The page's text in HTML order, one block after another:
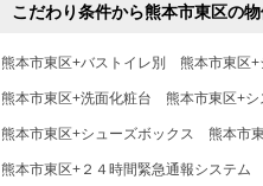
こだわり条件から熊本市東区の
熊本市東区+バストイレ別 熊本市東区+
熊本市東区+洗面化粧台 熊本市東区+
熊本市東区+シューズボックス 熊本市
熊本市東区+２４時間緊急通報システム